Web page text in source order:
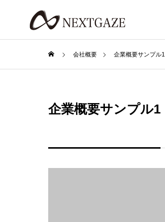
会社概要 企業概要サンプル1
企業概要サンプル1